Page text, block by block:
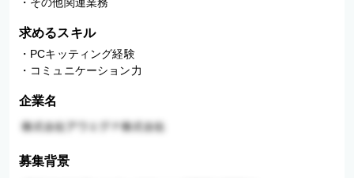
求めるスキル
・PCキッティング経験
・コミュニケーション力
企業名
募集背景